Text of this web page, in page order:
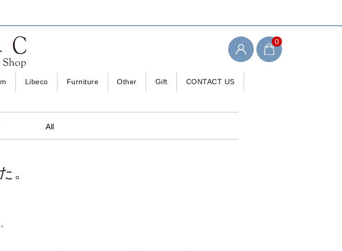
0
Libeco Furniture Other Gift CONTACT US
All
。